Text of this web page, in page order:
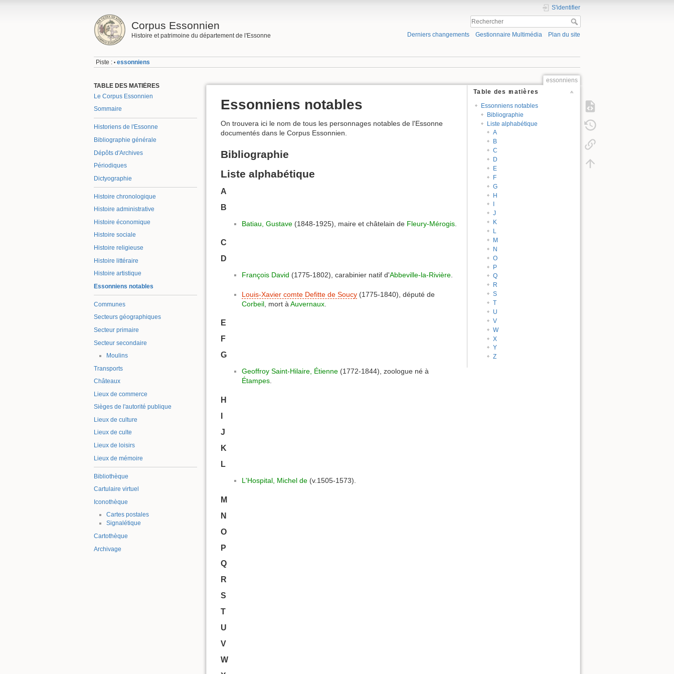
Corpus Essonnien
Histoire et patrimoine du département de l'Essonne
S'identifier
Derniers changements Gestionnaire Multimédia Plan du site
Piste : • essonniens
TABLE DES MATIÈRES
Le Corpus Essonnien
Sommaire
Historiens de l'Essonne
Bibliographie générale
Dépôts d'Archives
Périodiques
Dictyographie
Histoire chronologique
Histoire administrative
Histoire économique
Histoire sociale
Histoire religieuse
Histoire littéraire
Histoire artistique
Essonniens notables
Communes
Secteurs géographiques
Secteur primaire
Secteur secondaire
Moulins
Transports
Châteaux
Lieux de commerce
Sièges de l'autorité publique
Lieux de culture
Lieux de culte
Lieux de loisirs
Lieux de mémoire
Bibliothèque
Cartulaire virtuel
Iconothèque
Cartes postales
Signalétique
Cartothèque
Archivage
essonniens
Table des matières
Essonniens notables
Bibliographie
Liste alphabétique
A
B
C
D
E
F
G
H
J
K
L
M
N
O
P
Q
R
S
T
U
V
W
X
Y
Z
Essonniens notables
On trouvera ici le nom de tous les personnages notables de l'Essonne
documentés dans le Corpus Essonnien.
Bibliographie
Liste alphabétique
A
B
Batiau, Gustave (1848-1925), maire et châtelain de Fleury-Mérogis
C
D
François David (1775-1802), carabinier natif d'Abbeville-la-Rivière.
Louis-Xavier comte Defitte de Soucy (1775-1840), député de
Corbeil , mort à Auvernaux
E
F
G
Geoffroy Saint-Hilaire, Étienne (1772-1844), zoologue né à
Étampes.
H
J
K
L
L'Hospital, Michel de (v.1505-1573).
M
N
O
P
Q
R
S
T
U
V
W